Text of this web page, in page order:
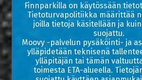
Finnparkilla on käytössään
Tietoturvapolitiikka määrittää
joilla tietoja käsitellään ja
suojattu.
Moovy -palvelun pysäköinti- ja
ylläpidetään teknisenä
ylläpitäjän tai tämän
toimesta ETA-alueella.